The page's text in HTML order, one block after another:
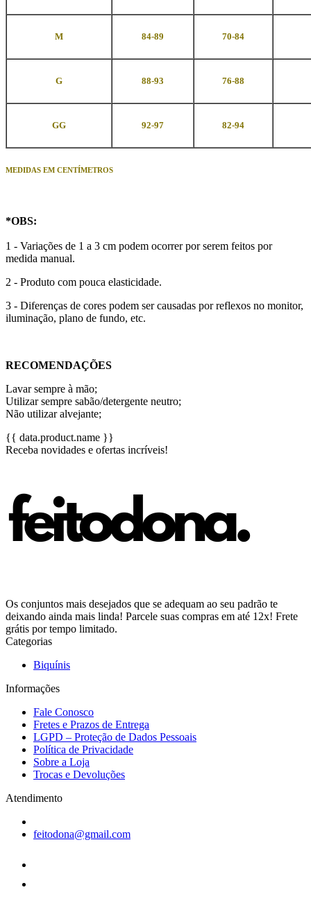
M 84-89 70-84
G 88-93 76-88
GG 92-97 82-94
MEDIDAS EM CENTÍMETROS
*OBS:
1 - Variações de 1 a 3 cm podem ocorrer por serem feitos por
medida manual.
2 - Produto com pouca elasticidade.
3 - Diferenças de cores podem ser causadas por reflexos no monitor,
iluminação, plano de fundo, etc.
RECOMENDAÇÕES
Lavar sempre à mão;
Utilizar sempre sabão/detergente neutro;
Não utilizar alvejante;
{{ data.product.name }}
Receba novidades e ofertas incríveis!
Os conjuntos mais desejados que se adequam ao seu padrão te
deixando ainda mais linda! Parcele suas compras em até 12x! Frete
grátis por tempo limitado.
Categorias
Biquínis
Informações
Fale Conosco
Fretes e Prazos de Entrega
LGPD – Proteção de Dados Pessoais
Política de Privacidade
Sobre a Loja
Trocas e Devoluções
Atendimento
feitodona@gmail.com